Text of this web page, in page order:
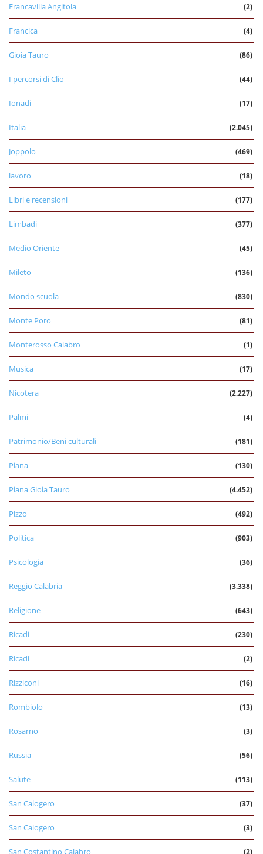
Francavilla Angitola (2)
Francica (4)
Gioia Tauro (86)
I percorsi di Clio (44)
Ionadi (17)
Italia (2.045)
Joppolo (469)
lavoro (18)
Libri e recensioni (177)
Limbadi (377)
Medio Oriente (45)
Mileto (136)
Mondo scuola (830)
Monte Poro (81)
Monterosso Calabro (1)
Musica (17)
Nicotera (2.227)
Palmi (4)
Patrimonio/Beni culturali (181)
Piana (130)
Piana Gioia Tauro (4.452)
Pizzo (492)
Politica (903)
Psicologia (36)
Reggio Calabria (3.338)
Religione (643)
Ricadi (230)
Ricadi (2)
Rizziconi (16)
Rombiolo (13)
Rosarno (3)
Russia (56)
Salute (113)
San Calogero (37)
San Calogero (3)